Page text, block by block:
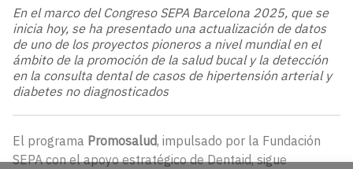
En el marco del Congreso SEPA Barcelona 2025, que se
inicia hoy, se ha presentado una actualización de datos
de uno de los proyectos pioneros a nivel mundial en el
ámbito de la promoción de la salud bucal y la detección
en la consulta dental de casos de hipertensión arterial y
diabetes no diagnosticados
El programa Promosalud, impulsado por la Fundación
SEPA con el apoyo estratégico de Dentaid, sigue